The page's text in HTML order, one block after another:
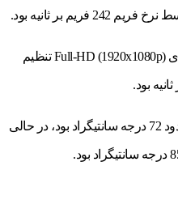
وقتی رزولوشن را در همان صحنه روی Full-HD (1920x1080p) تنظیم
در شروع این آزمایش، دمای GPU حدود 72 درجه سانتیگراد بود، در حالی